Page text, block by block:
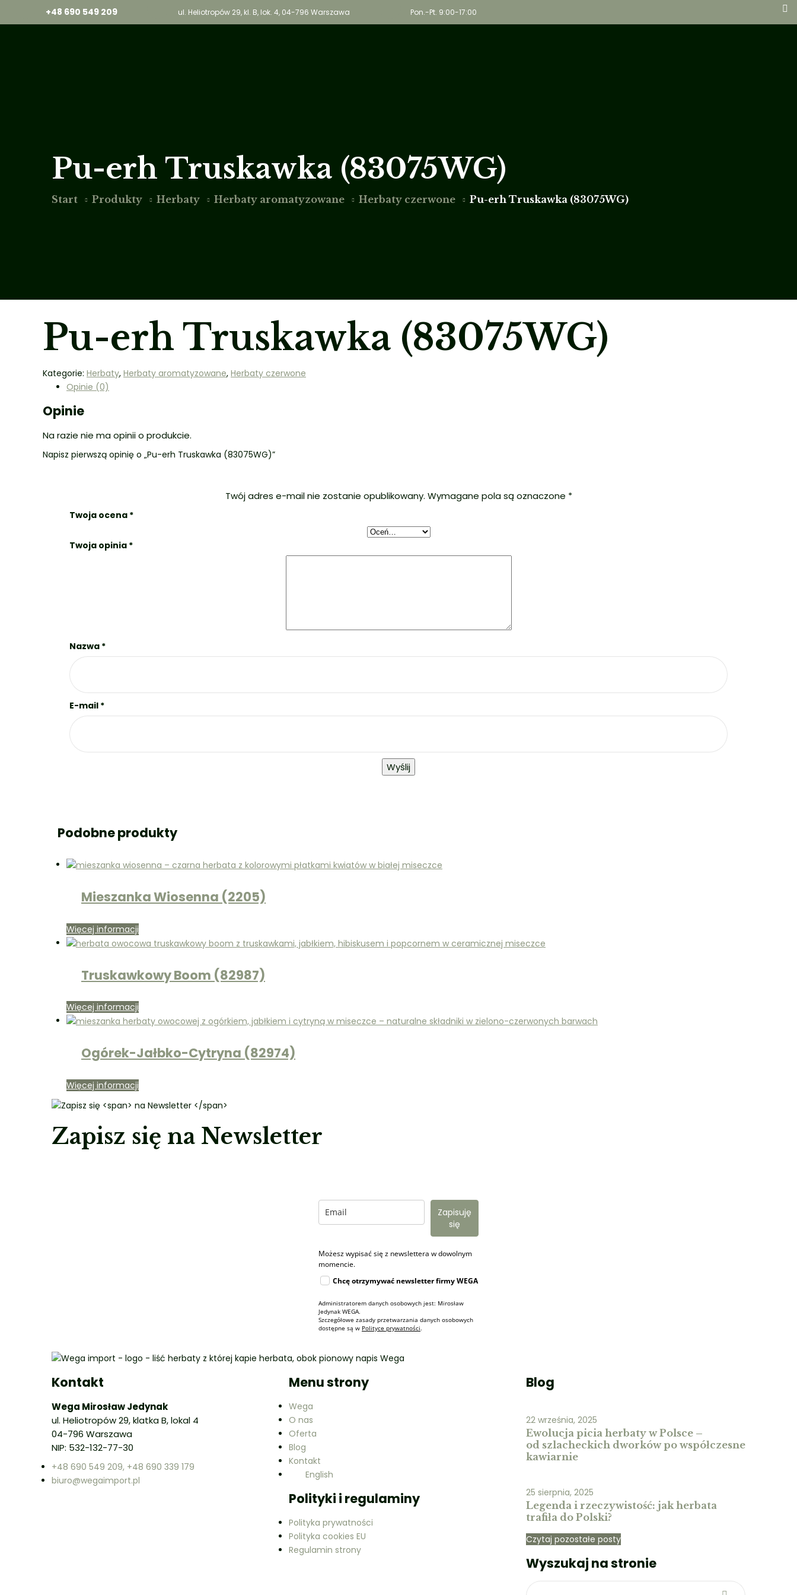
+48 690 549 209 ul. Heliotropów 29, kl. B, lok. 4, 04-796 Warszawa Pon.-Pt. 9:00-17:00
Pu-erh Truskawka (83075WG)
Start Produkty Herbaty Herbaty aromatyzowane Herbaty czerwone Pu-erh Truskawka (83075WG)
Pu-erh Truskawka (83075WG)
Kategorie: Herbaty, Herbaty aromatyzowane, Herbaty czerwone
Opinie (0)
Opinie
Na razie nie ma opinii o produkcie.
Napisz pierwszą opinię o „Pu-erh Truskawka (83075WG)”
Twój adres e-mail nie zostanie opublikowany. Wymagane pola są oznaczone *
Twoja ocena *
Twoja opinia *
Nazwa *
E-mail *
Podobne produkty
Mieszanka Wiosenna (2205)
Więcej informacji
Truskawkowy Boom (82987)
Więcej informacji
Ogórek-Jałbko-Cytryna (82974)
Więcej informacji
Zapisz się na Newsletter
Zapisuję
się
Możesz wypisać się z newslettera w dowolnym
momencie.
Chcę otrzymywać newsletter firmy WEGA
Administratorem danych osobowych jest: Mirosław
Jedynak WEGA.
Szczegółowe zasady przetwarzania danych osobowych
dostępne są w Polityce prywatności.
Kontakt
Wega Mirosław Jedynak
ul. Heliotropów 29, klatka B, lokal 4
04-796 Warszawa
NIP: 532-132-77-30
+48 690 549 209, +48 690 339 179
biuro@wegaimport.pl
Menu strony
Wega
O nas
Oferta
Blog
Kontakt
English
Polityki i regulaminy
Polityka prywatności
Polityka cookies EU
Regulamin strony
Blog
22 września, 2025
Ewolucja picia herbaty w Polsce –
od szlacheckich dworków po współczesne
kawiarnie
25 sierpnia, 2025
Legenda i rzeczywistość: jak herbata
trafiła do Polski?
Czytaj pozostałe posty
Wyszukaj na stronie